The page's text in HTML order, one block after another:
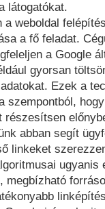
látogatókat.
a weboldal
a fő feladat.
a Google
gyorsan
Ezek a
szempontból,
részesítsen
abban segít
linkeket
megbízható